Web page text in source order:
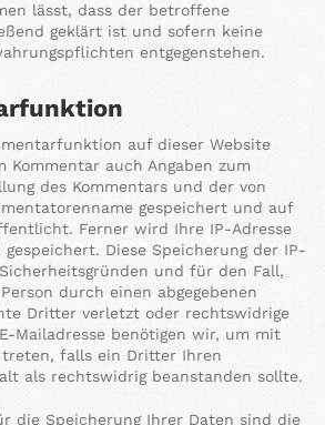
lässt, dass der betroffene
geklärt ist und sofern keine
entgegenstehen.
auf dieser Website
Kommentar auch Angaben zum
des Kommentars und der von
gespeichert und auf
Ferner wird Ihre IP-Adresse
Diese Speicherung der IP-
und für den Fall,
durch einen abgegebenen
Dritter verletzt oder rechtswidrige
Mailadresse benötigen wir, um mit
falls ein Dritter Ihren
als rechtswidrig beanstanden sollte.
die Speicherung Ihrer Daten sind die